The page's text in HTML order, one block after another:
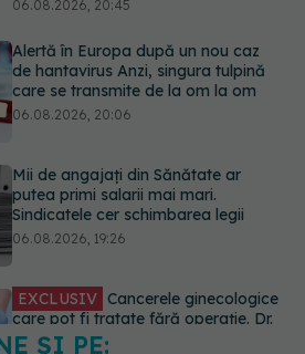
putea primi salarii mai mari.
Sindicatele cer schimbarea legii
06.08.2026, 19:26
care pot fi tratate fără operație. Dr.
Sorin Bogdan (SANADOR): Chirurgia
este indicată doar punctual, pentru
anumite categorii de paciente
EXCLUSIV Brahiterapie vs
radioterapie externă în cancerul
ginecologic. Dr. Sorin Bogdan
ȘI PE: